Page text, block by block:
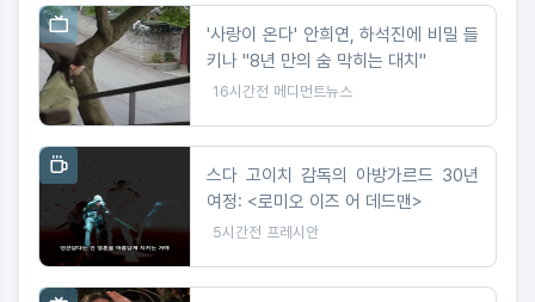
'사랑이 온다' 안희연, 하석진에 비밀 들
키나 "8년 만의 숨 막히는 대치"
16시간전 메디먼트뉴스
스다 고이치 감독의 아방가르드 30년
여정: <로미오 이즈 어 데드맨>
5시간전 프레시안